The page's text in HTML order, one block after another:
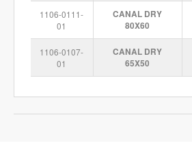
1106-0111-
01
CANAL DRY
80X60
1106-0107-
01
CANAL DRY
65X50